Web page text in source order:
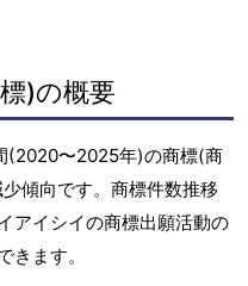
)の概要
(2020〜2025年)の商標(商
傾向です。商標件数推移
アイシイの商標出願活動の
きます。